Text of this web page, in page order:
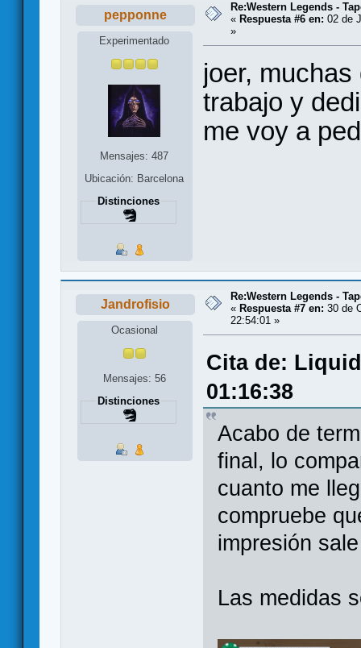
pepponne
Experimentado
Mensajes: 487
Ubicación: Barcelona
Distinciones
Re:Western Legends -
« Respuesta #6 en: 02 de
»
joer,
trabajo y
me voy a
Jandrofisio
Ocasional
Mensajes: 56
Distinciones
Re:Western Legends -
« Respuesta #7 en: 30 de
22:54:01 »
Cita de:
01:16:38
Acabo de
final, lo
cuanto me
compruebe
impresión
Las medidas